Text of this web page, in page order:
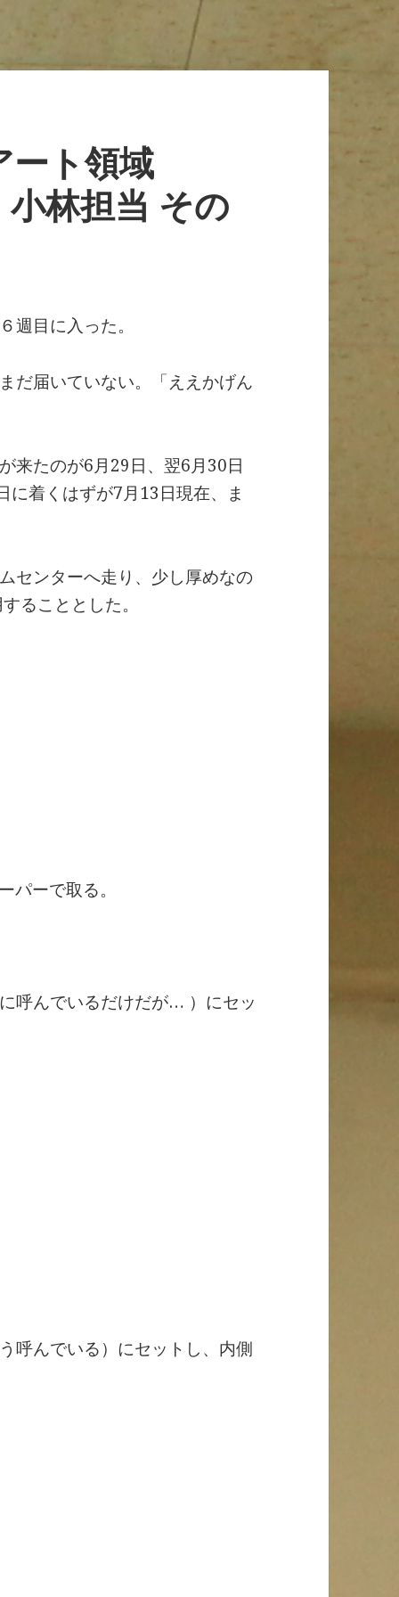
ート領域
林担当 その
週目に入った。
だ届いていない。「ええかげん
来たのが6月29日、翌6月30日
に着くはずが7月13日現在、ま
センターへ走り、少し厚めなの
ることとした。
ーで取る。
呼んでいるだけだが… ）にセッ
呼んでいる）にセットし、内側